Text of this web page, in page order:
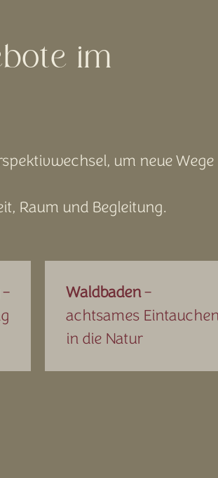
im
um neue Wege
Raum und Begleitung.
Waldbaden–
achtsames Eintauchen
in die Natur